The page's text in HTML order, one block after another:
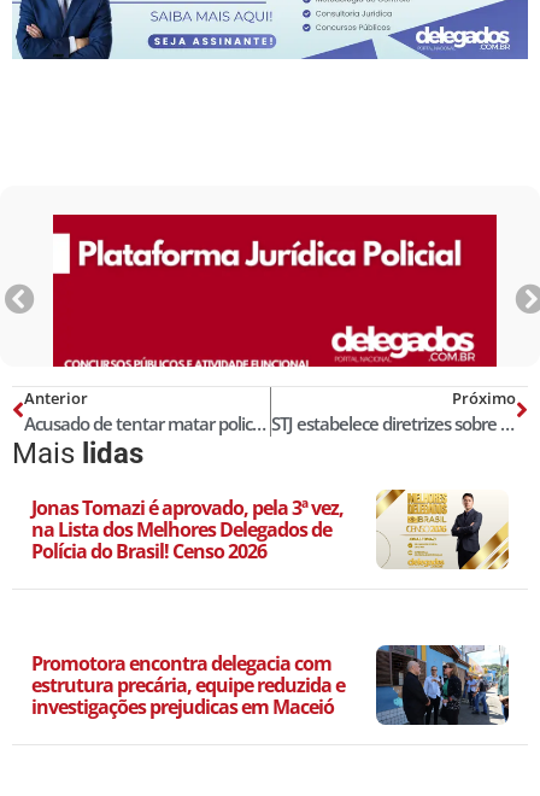
Anterior
Acusado de tentar matar policial e servente de pedreiro em Teresina é preso
Próximo
STJ estabelece diretrizes sobre a admissibilidade de confissões feitas à polícia no ato da prisão
Mais lidas
Jonas Tomazi é aprovado, pela 3ª vez,
na Lista dos Melhores Delegados de
Polícia do Brasil! Censo 2026
Promotora encontra delegacia com
estrutura precária, equipe reduzida e
investigações prejudicas em Maceió